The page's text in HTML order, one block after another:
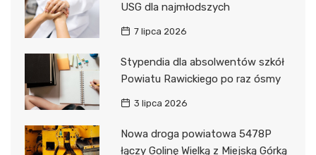
USG dla najmłodszych
7 lipca 2026
Stypendia dla absolwentów szkół
Powiatu Rawickiego po raz ósmy
3 lipca 2026
Nowa droga powiatowa 5478P
łączy Golinę Wielką z Miejską Górką